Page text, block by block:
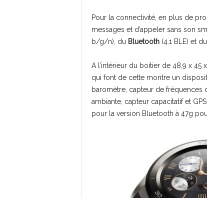
Pour la connectivité, en plus de
messages et d’appeler sans son
b/g/n), du Bluetooth(4.1 BLE) et du
A l’intérieur du boitier de 48,9 x
qui font de cette montre un
baromètre, capteur de fréquences
ambiante, capteur capacitatif et
pour la version Bluetooth à 47g